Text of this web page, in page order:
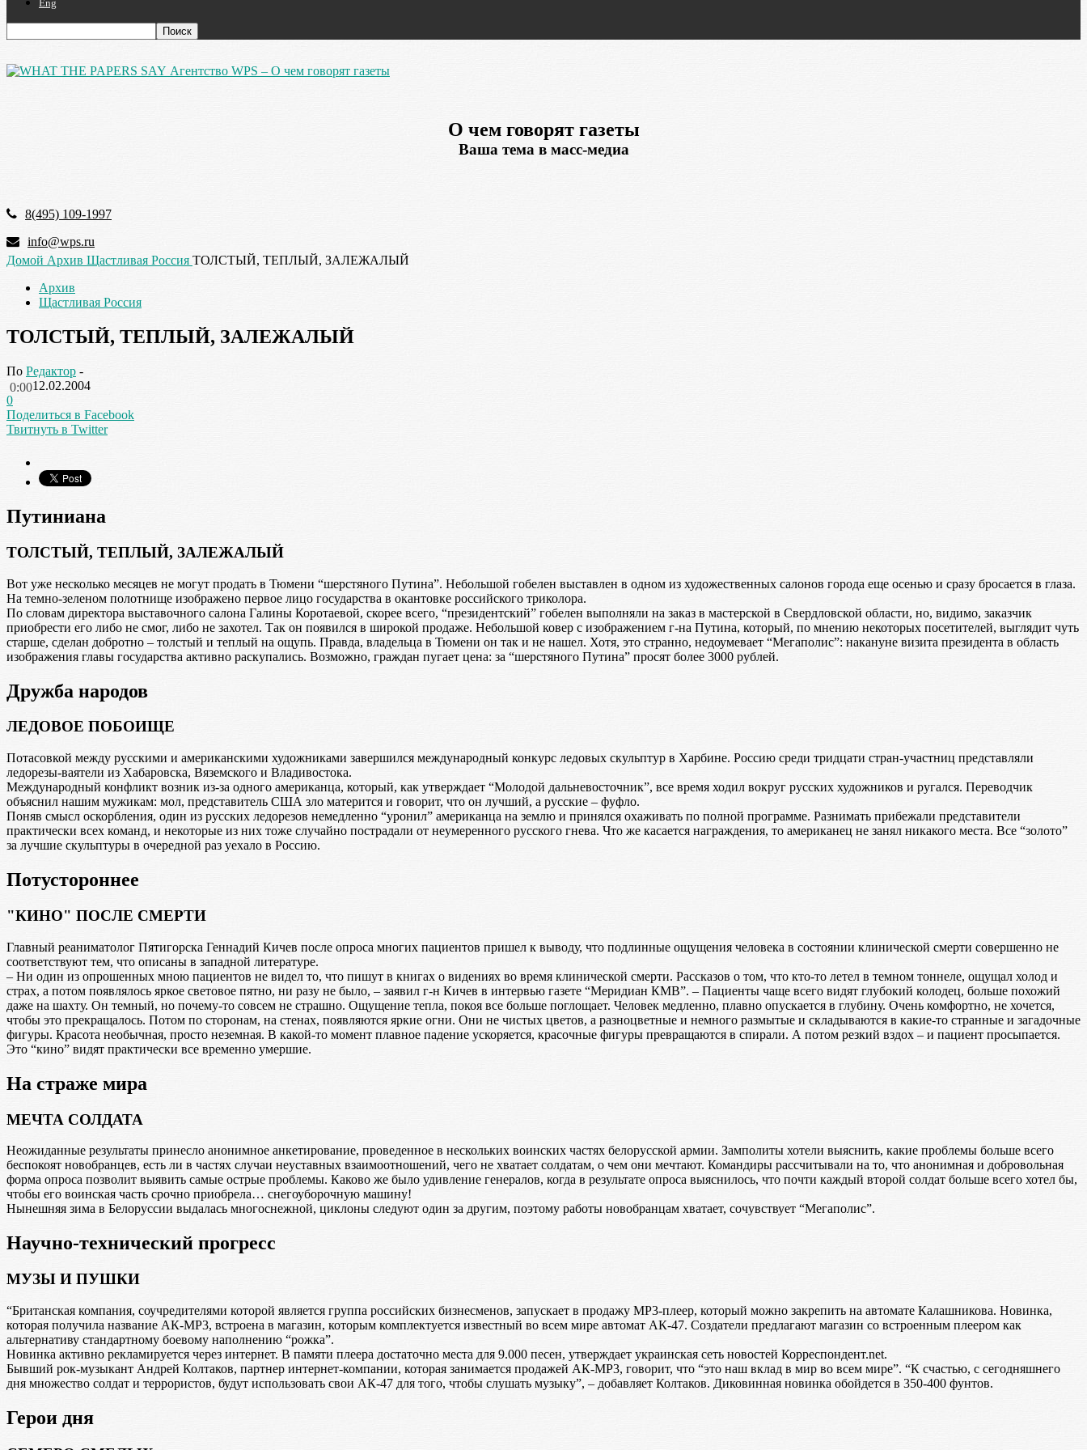
Eng
Агентство WPS – О чем говорят газеты
О чем говорят газеты
Ваша тема в масс-медиа
8(495) 109-1997
info@wps.ru
Домой Архив Щастливая Россия ТОЛСТЫЙ, ТЕПЛЫЙ, ЗАЛЕЖАЛЫЙ
Архив
Щастливая Россия
ТОЛСТЫЙ, ТЕПЛЫЙ, ЗАЛЕЖАЛЫЙ
По Редактор -
12.02.2004
0:00
0
Поделиться в Facebook
Твитнуть в Twitter
Путиниана
ТОЛСТЫЙ, ТЕПЛЫЙ, ЗАЛЕЖАЛЫЙ
Вот уже несколько месяцев не могут продать в Тюмени “шерстяного Путина”. Небольшой гобелен выставлен в одном из художественных салонов города еще осенью и сразу бросается в глаза.
На темно-зеленом полотнище изображено первое лицо государства в окантовке российского триколора.
По словам директора выставочного салона Галины Коротаевой, скорее всего, “президентский” гобелен выполняли на заказ в мастерской в Свердловской области, но, видимо, заказчик
приобрести его либо не смог, либо не захотел. Так он появился в широкой продаже. Небольшой ковер с изображением г-на Путина, который, по мнению некоторых посетителей, выглядит чуть
старше, сделан добротно – толстый и теплый на ощупь. Правда, владельца в Тюмени он так и не нашел. Хотя, это странно, недоумевает “Мегаполис”: накануне визита президента в область
изображения главы государства активно раскупались. Возможно, граждан пугает цена: за “шерстяного Путина” просят более 3000 рублей.
Дружба народов
ЛЕДОВОЕ ПОБОИЩЕ
Потасовкой между русскими и американскими художниками завершился международный конкурс ледовых скульптур в Харбине. Россию среди тридцати стран-участниц представляли
ледорезы-ваятели из Хабаровска, Вяземского и Владивостока.
Международный конфликт возник из-за одного американца, который, как утверждает “Молодой дальневосточник”, все время ходил вокруг русских художников и ругался. Переводчик
объяснил нашим мужикам: мол, представитель США зло матерится и говорит, что он лучший, а русские – фуфло.
Поняв смысл оскорбления, один из русских ледорезов немедленно “уронил” американца на землю и принялся охаживать по полной программе. Разнимать прибежали представители
практически всех команд, и некоторые из них тоже случайно пострадали от неумеренного русского гнева. Что же касается награждения, то американец не занял никакого места. Все “золото”
за лучшие скульптуры в очередной раз уехало в Россию.
Потустороннее
"КИНО" ПОСЛЕ СМЕРТИ
Главный реаниматолог Пятигорска Геннадий Кичев после опроса многих пациентов пришел к выводу, что подлинные ощущения человека в состоянии клинической смерти совершенно не
соответствуют тем, что описаны в западной литературе.
– Ни один из опрошенных мною пациентов не видел то, что пишут в книгах о видениях во время клинической смерти. Рассказов о том, что кто-то летел в темном тоннеле, ощущал холод и
страх, а потом появлялось яркое световое пятно, ни разу не было, – заявил г-н Кичев в интервью газете “Меридиан КМВ”. – Пациенты чаще всего видят глубокий колодец, больше похожий
даже на шахту. Он темный, но почему-то совсем не страшно. Ощущение тепла, покоя все больше поглощает. Человек медленно, плавно опускается в глубину. Очень комфортно, не хочется,
чтобы это прекращалось. Потом по сторонам, на стенах, появляются яркие огни. Они не чистых цветов, а разноцветные и немного размытые и складываются в какие-то странные и загадочные
фигуры. Красота необычная, просто неземная. В какой-то момент плавное падение ускоряется, красочные фигуры превращаются в спирали. А потом резкий вздох – и пациент просыпается.
Это “кино” видят практически все временно умершие.
На страже мира
МЕЧТА СОЛДАТА
Неожиданные результаты принесло анонимное анкетирование, проведенное в нескольких воинских частях белорусской армии. Замполиты хотели выяснить, какие проблемы больше всего
беспокоят новобранцев, есть ли в частях случаи неуставных взаимоотношений, чего не хватает солдатам, о чем они мечтают. Командиры рассчитывали на то, что анонимная и добровольная
форма опроса позволит выявить самые острые проблемы. Каково же было удивление генералов, когда в результате опроса выяснилось, что почти каждый второй солдат больше всего хотел бы,
чтобы его воинская часть срочно приобрела… снегоуборочную машину!
Нынешняя зима в Белоруссии выдалась многоснежной, циклоны следуют один за другим, поэтому работы новобранцам хватает, сочувствует “Мегаполис”.
Научно-технический прогресс
МУЗЫ И ПУШКИ
“Британская компания, соучредителями которой является группа российских бизнесменов, запускает в продажу MP3-плеер, который можно закрепить на автомате Калашникова. Новинка,
которая получила название АК-MP3, встроена в магазин, которым комплектуется известный во всем мире автомат АК-47. Создатели предлагают магазин со встроенным плеером как
альтернативу стандартному боевому наполнению “рожка”.
Новинка активно рекламируется через интернет. В памяти плеера достаточно места для 9.000 песен, утверждает украинская сеть новостей Корреспондент.net.
Бывший рок-музыкант Андрей Колтаков, партнер интернет-компании, которая занимается продажей АК-MP3, говорит, что “это наш вклад в мир во всем мире”. “К счастью, с сегодняшнего
дня множество солдат и террористов, будут использовать свои АК-47 для того, чтобы слушать музыку”, – добавляет Колтаков. Диковинная новинка обойдется в 350-400 фунтов.
Герои дня